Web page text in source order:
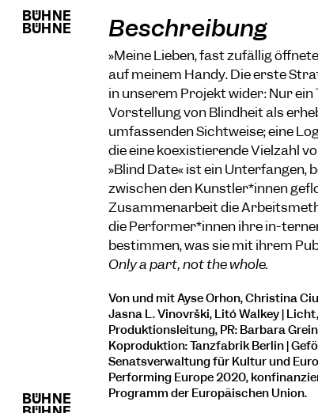
BÜHNE
BÜHNE
BÜHNE
BÜHNE Beschreibung
»Meine Lieben, fast zufällig
auf meinem Handy. Die erste
in unserem Projekt wider: Nur ein
Vorstellung von Blindheit als
umfassenden Sichtweise; eine
die eine koexistierende Vielzahl
»Blind Date« ist ein Unterfangen,
zwischen den Künstler*innen
Zusammenarbeit die
die Performer*innen ihre in-
bestimmen, was sie mit ihrem
Only a part, not the whole.
Von und mit Ayse Orhon, Christina
Jasna L. Vinovrški, Litó Walkey |
Produktionsleitung, PR: Barbara
Koproduktion: Tanzfabrik Berlin |
Senatsverwaltung für Kultur und
Performing Europe 2020,
Programm der Europäischen Union.